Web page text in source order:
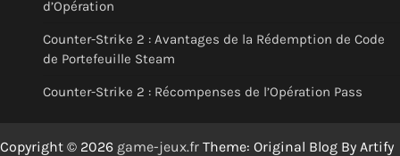
d’Opération
Counter-Strike 2 : Avantages de la Rédemption de Code
de Portefeuille Steam
Counter-Strike 2 : Récompenses de l’Opération Pass
Copyright © 2026 game-jeux.fr Theme: Original Blog By Artify